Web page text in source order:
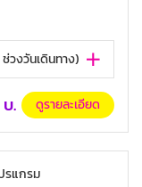
ช่วงวันเดินทาง)
บ. ดูรายละเอียด
รแกรม